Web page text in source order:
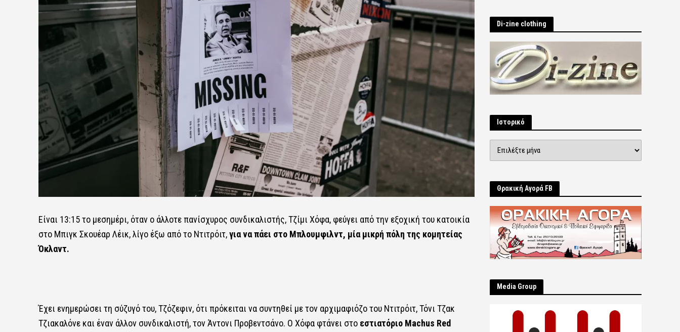
Είναι 13:15 το μεσημέρι, όταν ο άλλοτε πανίσχυρος συνδικαλιστής, Τζίμι Χόφα, φεύγει από την εξοχική του κατοικία
στο Μπιγκ Σκουέαρ Λέικ, λίγο έξω από το Ντιτρόιτ,για να πάει στο Μπλουμφιλντ, μία μικρή πόλη της κομητείας
Όκλαντ.
Έχει ενημερώσει τη σύζυγό του, Τζόζεφιν, ότι πρόκειται να συντηθεί με τον αρχιμαφιόζο του Ντιτρόιτ, Τόνι Τζακ
Τζιακαλόνε και έναν άλλον συνδικαλιστή, τον Άντονι Προβεντσάνο. Ο Χόφα φτάνει στο εστιατόριο Machus Red
Di-zine clothing
Ιστορικό
Θρακική Αγορά FB
Μedia Group